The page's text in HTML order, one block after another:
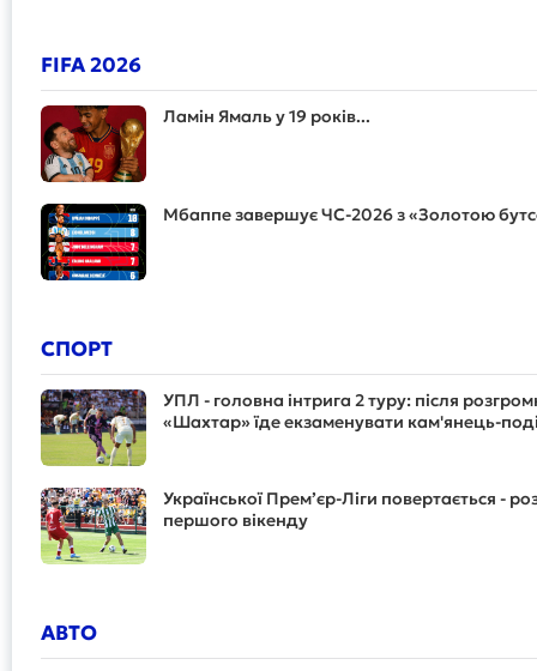
FIFA 2026
Ламін Ямаль у 19 років...
Мбаппе завершує ЧС-2026 з «Золотою
СПОРТ
УПЛ - головна інтрига 2 туру: після
«Шахтар» їде екзаменувати кам'янець-
Української Прем’єр-Ліги повертається -
першого вікенду
АВТО